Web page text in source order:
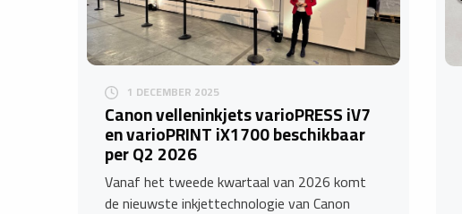
1 DECEMBER 2025
​Canon velleninkjets varioPRESS iV7
en varioPRINT iX1700 beschikbaar
per Q2 2026
Vanaf het tweede kwartaal van 2026 komt
de nieuwste inkjettechnologie van Canon